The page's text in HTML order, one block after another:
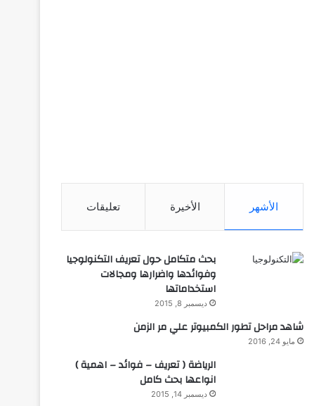
الأشهر الأخيرة تعليقات
بحث متكامل حول تعريف التكنولوجيا
وفوائدها واضرارها ومجالات
استخداماتها
ديسمبر 8, 2015
شاهد مراحل تطور الكمبيوتر علي مر الزمن
مايو 24, 2016
الرياضة ( تعريف – فوائد – اهمية )
انواعها بحث كامل
ديسمبر 14, 2015